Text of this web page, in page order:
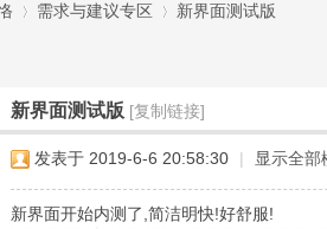
›
需求与建议专区
›
新界面测试版
新界面测试版 [复制链接]
发表于 2019-6-6 20:58:30 | 显示全部
新界面开始内测了,简洁明快!好舒服!